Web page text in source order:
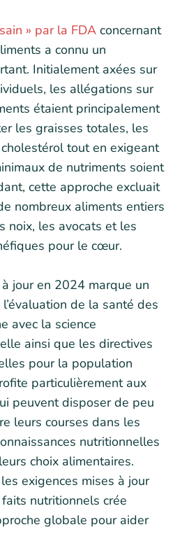
» par la FDA concernant
a connu un
Initialement axées sur
les allégations sur
étaient principalement
les graisses totales, les
tout en exigeant
de nutriments soient
cette approche excluait
nombreux aliments entiers
noix, les avocats et les
pour le cœur.
jour en 2024 marque un
de la santé des
avec la science
ainsi que les directives
pour la population
particulièrement aux
peuvent disposer de peu
leurs courses dans les
nutritionnelles
choix alimentaires.
exigences mises à jour
nutritionnels crée
globale pour aider